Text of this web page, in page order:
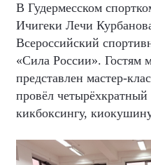
В Гудермесском
Ичигеки Лечи
Всероссийский
«Сила России». Гостям
представлен мастер-
провёл
кикбоксингу,